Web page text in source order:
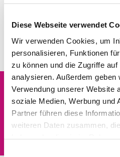
Diese Webseite verwendet
Wir verwenden Cookies, um
personalisieren, Funktionen
zu können und die Zugriffe
analysieren. Außerdem
Verwendung unserer Website
soziale Medien, Werbung und
Partner führen diese
weiteren Daten zusammen,
Dies